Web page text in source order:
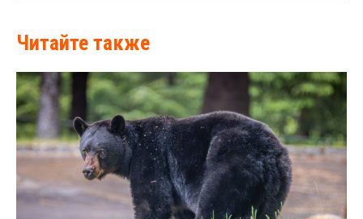
Читайте также